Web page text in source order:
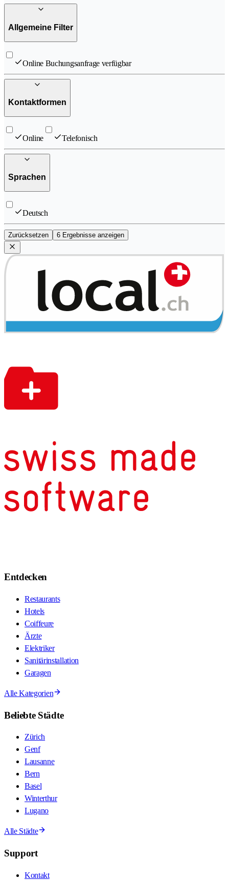
Allgemeine Filter
Online Buchungsanfrage verfügbar
Kontaktformen
Online Telefonisch
Sprachen
Deutsch
Zurücksetzen 6 Ergebnisse anzeigen
Entdecken
Restaurants
Hotels
Coiffeure
Ärzte
Elektriker
Sanitärinstallation
Garagen
Alle Kategorien
Beliebte Städte
Zürich
Genf
Lausanne
Bern
Basel
Winterthur
Lugano
Alle Städte
Support
Kontakt